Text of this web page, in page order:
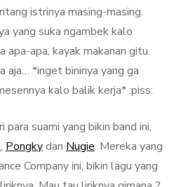
istrinya masing-masing.
yang suka ngambek kalo
apa-apa, kayak makanan gitu.
aja… *inget bininya yang ga
kalo balik kerja* :piss:
suami yang bikin band ini,
, Pongkydan Nugie. Mereka yang
Company ini, bikin lagu yang